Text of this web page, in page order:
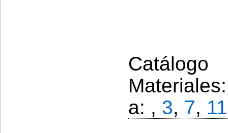
a: , 3, 7, 11